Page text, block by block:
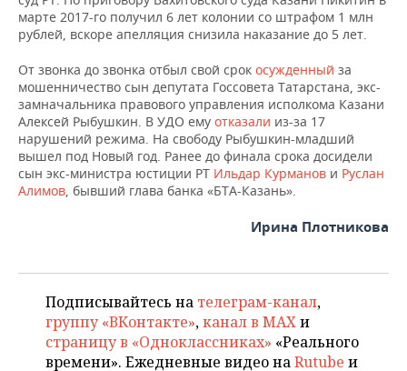
марте 2017-го получил 6 лет колонии со штрафом 1 млн
рублей, вскоре апелляция снизила наказание до 5 лет.
От звонка до звонка отбыл свой срок осужденный за
мошенничество сын депутата Госсовета Татарстана, экс-
замначальника правового управления исполкома Казани
Алексей Рыбушкин. В УДО ему отказали из-за 17
нарушений режима. На свободу Рыбушкин-младший
вышел под Новый год. Ранее до финала срока досидели
сын экс-министра юстиции РТ Ильдар Курманов и Руслан
Алимов , бывший глава банка «БТА-Казань».
Ирина Плотникова
Подписывайтесь на телеграм-канал,
группу «ВКонтакте»,канал в MAXи
страницу в «Одноклассниках» «Реального
времени». Ежедневные видео наRutube и